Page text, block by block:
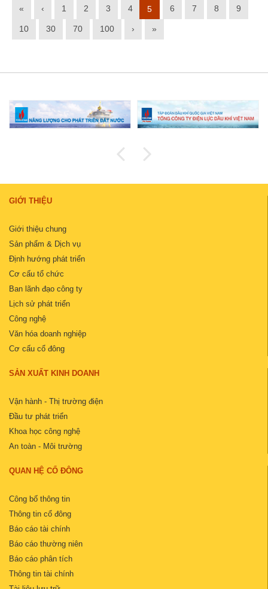
« ‹ 1 2 3 4 5 6 7 8 9
10 30 70 100 › »
GIỚI THIỆU
Giới thiệu chung
Sản phẩm & Dịch vụ
Định hướng phát triển
Cơ cấu tổ chức
Ban lãnh đạo công ty
Lịch sử phát triển
Công nghệ
Văn hóa doanh nghiệp
Cơ cấu cổ đông
SẢN XUẤT KINH DOANH
Vận hành - Thị trường điện
Đầu tư phát triển
Khoa học công nghệ
An toàn - Môi trường
QUAN HỆ CỔ ĐÔNG
Công bố thông tin
Thông tin cổ đông
Báo cáo tài chính
Báo cáo thường niên
Báo cáo phân tích
Thông tin tài chính